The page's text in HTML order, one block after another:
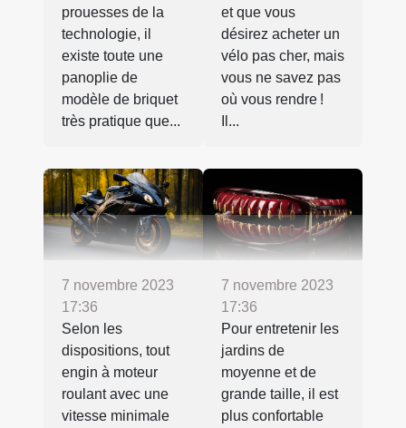
prouesses de la
technologie, il
existe toute une
panoplie de
modèle de briquet
très pratique que...
et que vous
désirez acheter un
vélo pas cher, mais
vous ne savez pas
où vous rendre !
Il...
7 novembre 2023
17:36
Selon les
dispositions, tout
engin à moteur
roulant avec une
vitesse minimale
7 novembre 2023
17:36
Pour entretenir les
jardins de
moyenne et de
grande taille, il est
plus confortable